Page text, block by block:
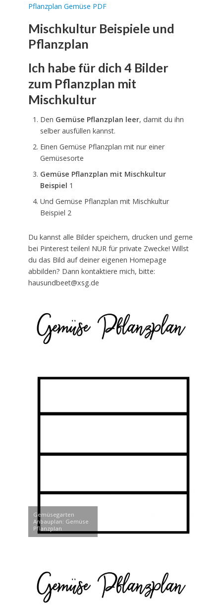
Pflanzplan Gemüse PDF
Mischkultur Beispiele und
Pflanzplan
Ich habe für dich 4 Bilder
zum Pflanzplan mit
Mischkultur
Den Gemüse Pflanzplan leer, damit du ihn
selber ausfüllen kannst.
Einen Gemüse Pflanzplan mit nur einer
Gemüsesorte
Gemüse Pflanzplan mit Mischkultur
Beispiel 1
Und Gemüse Pflanzplan mit Mischkultur
Beispiel 2
Du kannst alle Bilder speichern, drucken und gerne
bei Pinterest teilen! NUR für private Zwecke! Willst
du das Bild auf deiner eigenen Homepage
abbilden? Dann kontaktiere mich, bitte:
hausundbeet@xsg.de
Gemüsegarten
Anbauplan: Gemüse
Pflanzplan